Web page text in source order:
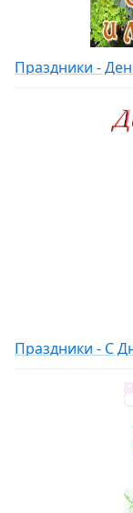
Праздники -
Праздники - С